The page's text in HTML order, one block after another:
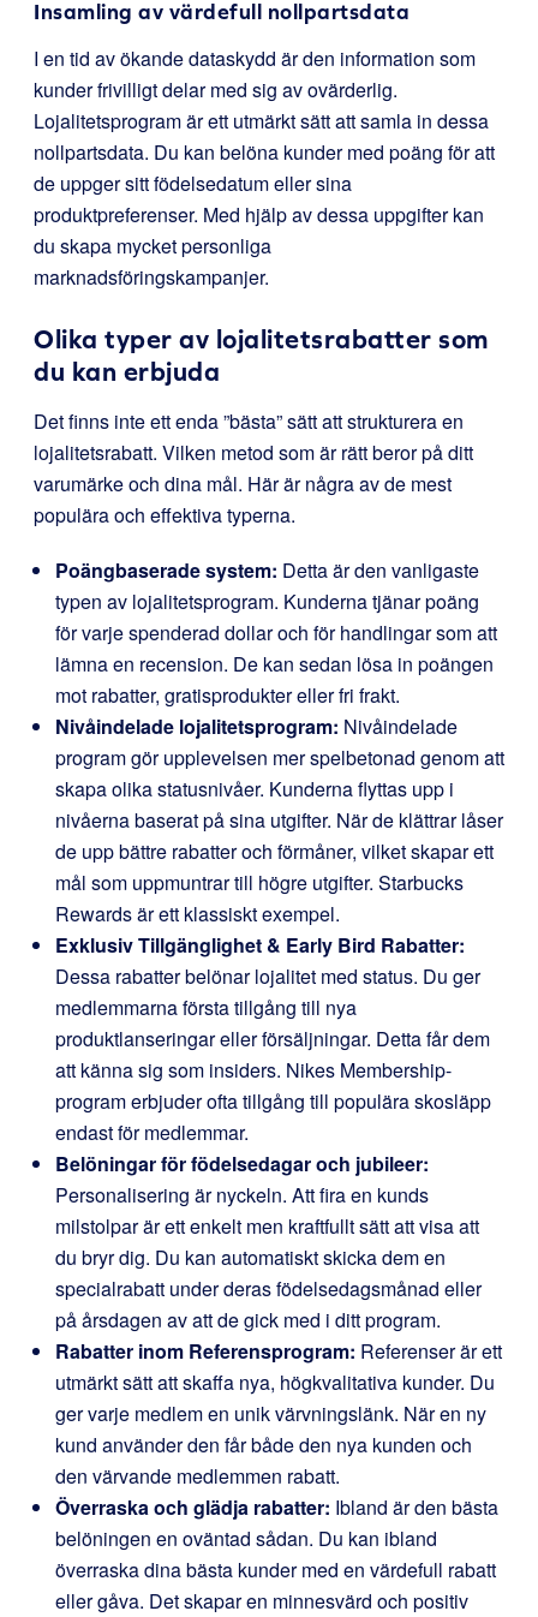
Insamling av värdefull nollpartsdata
I en tid av ökande dataskydd är den information som
kunder frivilligt delar med sig av ovärderlig.
Lojalitetsprogram är ett utmärkt sätt att samla in dessa
nollpartsdata. Du kan belöna kunder med poäng för att
de uppger sitt födelsedatum eller sina
produktpreferenser. Med hjälp av dessa uppgifter kan
du skapa mycket personliga
marknadsföringskampanjer.
Olika typer av lojalitetsrabatter som
du kan erbjuda
Det finns inte ett enda ”bästa” sätt att strukturera en
lojalitetsrabatt. Vilken metod som är rätt beror på ditt
varumärke och dina mål. Här är några av de mest
populära och effektiva typerna.
Poängbaserade system: Detta är den vanligaste
typen av lojalitetsprogram. Kunderna tjänar poäng
för varje spenderad dollar och för handlingar som att
lämna en recension. De kan sedan lösa in poängen
mot rabatter, gratisprodukter eller fri frakt.
Nivåindelade lojalitetsprogram: Nivåindelade
program gör upplevelsen mer spelbetonad genom att
skapa olika statusnivåer. Kunderna flyttas upp i
nivåerna baserat på sina utgifter. När de klättrar låser
de upp bättre rabatter och förmåner, vilket skapar ett
mål som uppmuntrar till högre utgifter. Starbucks
Rewards är ett klassiskt exempel.
Exklusiv Tillgänglighet & Early Bird Rabatter:
Dessa rabatter belönar lojalitet med status. Du ger
medlemmarna första tillgång till nya
produktlanseringar eller försäljningar. Detta får dem
att känna sig som insiders. Nikes Membership-
program erbjuder ofta tillgång till populära skosläpp
endast för medlemmar.
Belöningar för födelsedagar och jubileer:
Personalisering är nyckeln. Att fira en kunds
milstolpar är ett enkelt men kraftfullt sätt att visa att
du bryr dig. Du kan automatiskt skicka dem en
specialrabatt under deras födelsedagsmånad eller
på årsdagen av att de gick med i ditt program.
Rabatter inom Referensprogram: Referenser är ett
utmärkt sätt att skaffa nya, högkvalitativa kunder. Du
ger varje medlem en unik värvningslänk. När en ny
kund använder den får både den nya kunden och
den värvande medlemmen rabatt.
Överraska och glädja rabatter: Ibland är den bästa
belöningen en oväntad sådan. Du kan ibland
överraska dina bästa kunder med en värdefull rabatt
eller gåva. Det skapar en minnesvärd och positiv